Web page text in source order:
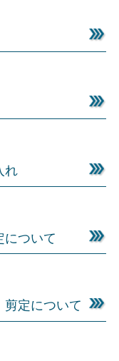
れ
ついて
定について